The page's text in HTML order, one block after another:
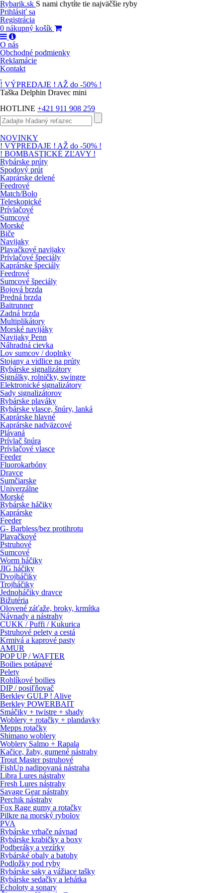
Rybarik.sk S nami chytíte tie najväčšie ryby
Prihlásiť sa
Registrácia
0 nákupný košík
O nás
Obchodné podmienky
Reklamácie
Kontakt
! VÝPREDAJE ! AŽ do -50% !
Taška Delphin Dravec mini
HOTLINE +421 911 908 259
NOVINKY
! VÝPREDAJE ! AŽ do -50% !
! BOMBASTICKÉ ZĽAVY !
Rybárske prúty
Spodový prút
Kaprárske delené
Feedrové
Match/Bolo
Teleskopické
Prívlačové
Sumcové
Morské
Biče
Navijaky
Plavačkové navijaky
Prívlačové špeciály
Kaprárske špeciály
Feedrové
Sumcové špeciály
Bojová brzda
Predná brzda
Baitrunner
Zadná brzda
Multiplikátory
Morské navijáky
Navijaky Penn
Náhradná cievka
Lov sumcov / doplnky
Stojany a vidlice na prúty
Rybárske signalizátory
Signálky, rolničky, swingre
Elektronické signalizátory
Sady signalizátorov
Rybárske plaváky
Rybárske vlasce, šnúry, lanká
Kaprárske hlavné
Kaprárske nadväzcové
Plávaná
Prívlač šnúra
Prívlačové vlasce
Feeder
Fluorokarbóny
Dravce
Sumčiarske
Univerzálne
Morské
Rybárske háčiky
Kaprárske
Feeder
G- Barbless/bez protihrotu
Plavačkové
Pstruhové
Sumcové
Worm háčiky
JIG háčiky
Dvojháčiky
Trojháčiky
Jednoháčiky dravce
Bižutéria
Olovené záťaže, broky, krmítka
Návnady a nástrahy
CUKK / Puffi / Kukurica
Pstruhové pelety a cestá
Krmivá a kaprové pasty
AMUR
POP UP / WAFTER
Boilies potápavé
Pelety
Rohlíkové boilies
DIP / posiľňovač
Berkley GULP ! Alive
Berkley POWERBAIT
Smáčiky + twistre + shady
Woblery + rotačky + plandavky
Mepps rotačky
Shimano woblery
Woblery Salmo + Rapala
Kačice, žaby, gumené nástrahy
Trout Master pstruhové
FishUp nadipovaná nástraha
Libra Lures nástrahy
Fresh Lures nástrahy
Savage Gear nástrahy
Perchik nástrahy
Fox Rage gumy a rotačky
Pilkre na morský rybolov
PVA
Rybárske vrhače návnad
Rybárske krabičky a boxy
Podberáky a vezírky
Rybárské obaly a batohy
Podložky pod ryby
Rybárske saky a vážiace tašky
Rybárske sedačky a lehátka
Echoloty a sonary